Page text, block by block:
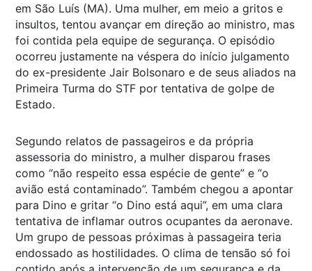
em São Luís (MA). Uma mulher, em meio a gritos e
insultos, tentou avançar em direção ao ministro, mas
foi contida pela equipe de segurança. O episódio
ocorreu justamente na véspera do início julgamento
do ex-presidente Jair Bolsonaro e de seus aliados na
Primeira Turma do STF por tentativa de golpe de
Estado.
Segundo relatos de passageiros e da própria
assessoria do ministro, a mulher disparou frases
como “não respeito essa espécie de gente” e “o
avião está contaminado”. Também chegou a apontar
para Dino e gritar “o Dino está aqui”, em uma clara
tentativa de inflamar outros ocupantes da aeronave.
Um grupo de pessoas próximas à passageira teria
endossado as hostilidades. O clima de tensão só foi